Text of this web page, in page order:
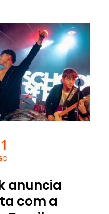
anuncia
com a